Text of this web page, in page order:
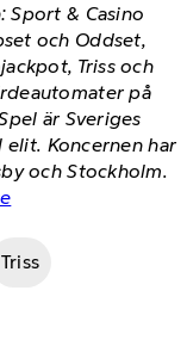
Sport & Casino
och Oddset,
Triss och
på
är Sveriges
Koncernen har
och Stockholm.
Triss